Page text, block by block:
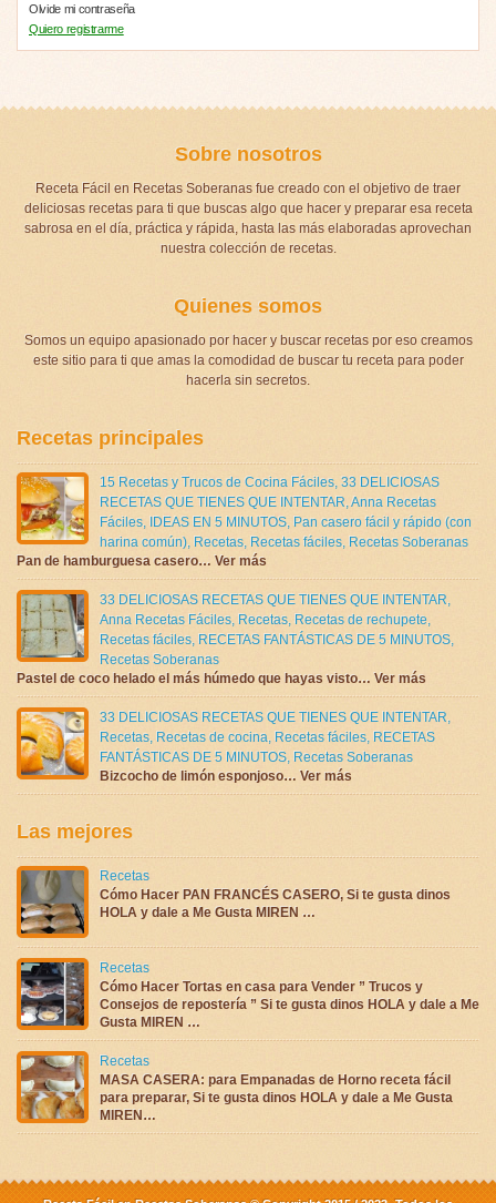
Olvide mi contraseña
Quiero registrarme
Sobre nosotros
Receta Fácil en Recetas Soberanas fue creado con el objetivo de traer
deliciosas recetas para ti que buscas algo que hacer y preparar esa receta
sabrosa en el día, práctica y rápida, hasta las más elaboradas aprovechan
nuestra colección de recetas.
Quienes somos
Somos un equipo apasionado por hacer y buscar recetas por eso creamos
este sitio para ti que amas la comodidad de buscar tu receta para poder
hacerla sin secretos.
Recetas principales
15 Recetas y Trucos de Cocina Fáciles, 33 DELICIOSAS
RECETAS QUE TIENES QUE INTENTAR,Anna Recetas
Fáciles, IDEAS EN 5 MINUTOS, Pan casero fácil y rápido (con
harina común), Recetas, Recetas fáciles, Recetas Soberanas
Pan de hamburguesa casero… Ver más
33 DELICIOSAS RECETAS QUE TIENES QUE INTENTAR,
Anna Recetas Fáciles, Recetas, Recetas de rechupete,
Recetas fáciles, RECETAS FANTÁSTICAS DE 5 MINUTOS,
Recetas Soberanas
Pastel de coco helado el más húmedo que hayas visto… Ver más
33 DELICIOSAS RECETAS QUE TIENES QUE INTENTAR,
Recetas, Recetas de cocina, Recetas fáciles, RECETAS
FANTÁSTICAS DE 5 MINUTOS, Recetas Soberanas
Bizcocho de limón esponjoso… Ver más
Las mejores
Recetas
Cómo Hacer PAN FRANCÉS CASERO, Si te gusta dinos
HOLA y dale a Me Gusta MIREN …
Recetas
Cómo Hacer Tortas en casa para Vender ” Trucos y
Consejos de repostería ” Si te gusta dinos HOLA y dale a Me
Gusta MIREN …
Recetas
MASA CASERA: para Empanadas de Horno receta fácil
para preparar, Si te gusta dinos HOLA y dale a Me Gusta
MIREN…